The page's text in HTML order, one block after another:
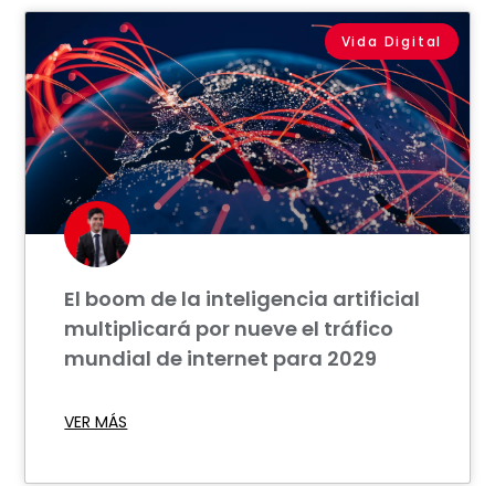
Vida Digital
El boom de la inteligencia artificial
multiplicará por nueve el tráfico
mundial de internet para 2029
VER MÁS